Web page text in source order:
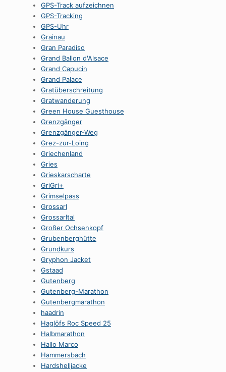
GPS-Track aufzeichnen
GPS-Tracking
GPS-Uhr
Grainau
Gran Paradiso
Grand Ballon d'Alsace
Grand Capucin
Grand Palace
Gratüberschreitung
Gratwanderung
Green House Guesthouse
Grenzgänger
Grenzgänger-Weg
Grez-zur-Loing
Griechenland
Gries
Grieskarscharte
GriGri+
Grimselpass
Grossarl
Grossarltal
Großer Ochsenkopf
Grubenberghütte
Grundkurs
Gryphon Jacket
Gstaad
Gutenberg
Gutenberg-Marathon
Gutenbergmarathon
haadrin
Haglöfs Roc Speed 25
Halbmarathon
Hallo Marco
Hammersbach
Hardshelljacke